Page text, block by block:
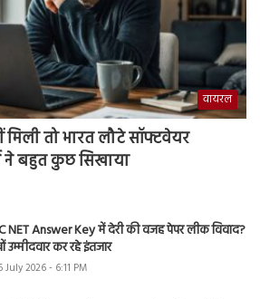
वायरल
मिली तो भारत लौटे सॉफ्टवेयर
ने बहुत कुछ सिखाया
NET Answer Key में देरी की वजह पेपर लीक विवाद?
उम्मीदवार कर रहे इंतजार
July 2026 - 6:11 PM